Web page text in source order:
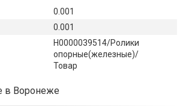
0.001
0.001
Н0000039514/Ролики
опорные(железные)/
Товар
в Воронеже